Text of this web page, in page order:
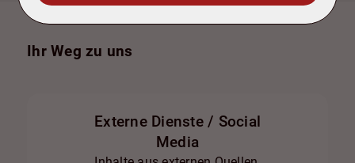
Ihr Weg zu uns
Externe Dienste / Social
Media